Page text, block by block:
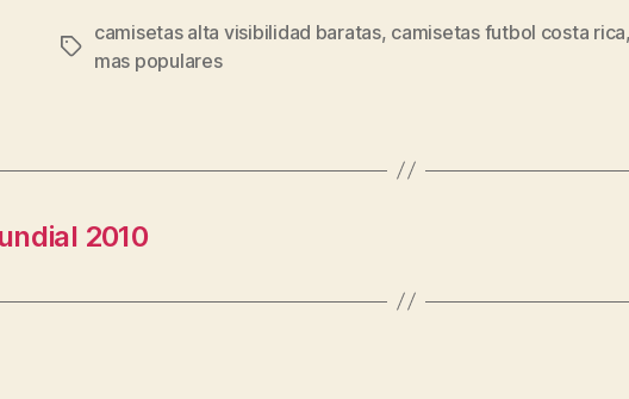
Etiquetas
camisetas alta visibilidad baratas, camisetas futbol costa rica,
mas populares
2010